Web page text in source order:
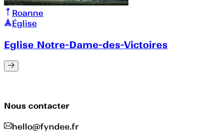
Roanne
Église
Eglise Notre-Dame-des-Victoires
Nous contacter
hello@fyndee.fr